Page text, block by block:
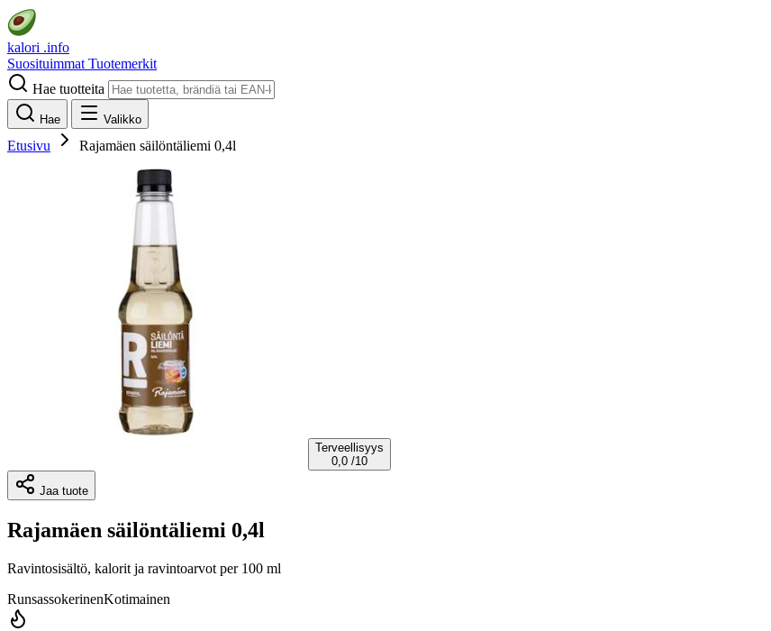
kalori .info
Suosituimmat Tuotemerkit
Hae tuotteita
Hae Valikko
Etusivu Rajamäen säilöntäliemi 0,4l
Terveellisyys
0,0 /10
Jaa tuote
Rajamäen säilöntäliemi 0,4l
Ravintosisältö, kalorit ja ravintoarvot per 100 ml
RunsassokerinenKotimainen